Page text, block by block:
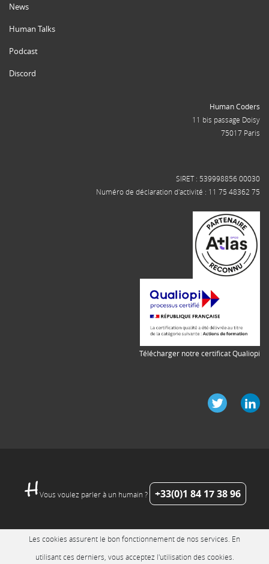
News
Human Talks
Podcast
Discord
Human Coders
11 bis passage Doisy
75017 Paris
SIRET : 539998856 00030
Numéro de déclaration d'activité : 11 75 48362 75
Télécharger notre certificat Qualiopi
Vous voulez parler à un humain ? +33(0)1 84 17 38 96
Les cookies assurent le bon fonctionnement de nos services. En
utilisant ces derniers, vous acceptez l'utilisation des cookies.